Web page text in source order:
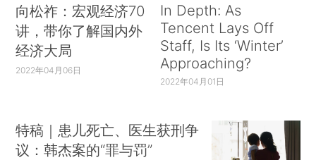
向松祚：宏观经济70
讲，带你了解国内外
经济大局
2022年04月06日
In Depth: As
Tencent Lays Off
Staff, Is Its ‘Winter’
Approaching?
2022年04月01日
特稿｜患儿死亡、医生获刑争
议：韩杰案的“罪与罚”